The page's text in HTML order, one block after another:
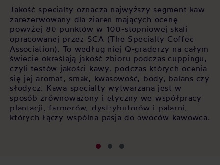
Jakość specialty oznacza najwyższy segment kaw
zarezerwowany dla ziaren mających ocenę
powyżej 80 punktów w 100-stopniowej skali
opracowanej przez SCA (The Specialty Coffee
Association). To według niej Q-graderzy na całym
świecie określają jakość zbioru podczas cuppingu,
czyli testów jakości kawy, podczas których ocenia
się jej aromat, smak, kwasowość, body, balans czy
słodycz. Kawa specialty wytwarzana jest w
sposób zrównoważony i etyczny we współpracy
plantacji, farmerów, dystrybutorów i palarni,
których łączy wspólna pasja do owoców kawowca.